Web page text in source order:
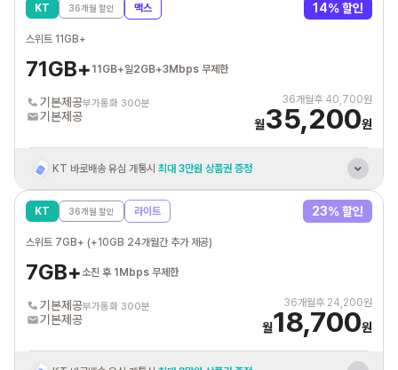
혼자 결합 해도추가데이터 평생 20GB 제공
KT 36개월 할인 맥스 14% 할인
스위트 11GB+
71GB+ 11GB+일2GB+3Mbps 무제한
기본제공부가통화 300분
기본제공
36개월후 40,700원
월35,200원
KT 바로배송 유심 개통시 최대 3만원 상품권 증정
KT 인터넷/IPTV결합시 휴대폰 요금할인
KT 36개월 할인 라이트 23% 할인
스위트 7GB+ (+10GB 24개월간 추가 제공)
7GB+소진 후 1Mbps 무제한
기본제공부가통화 300분
기본제공
36개월후 24,200원
월18,700원